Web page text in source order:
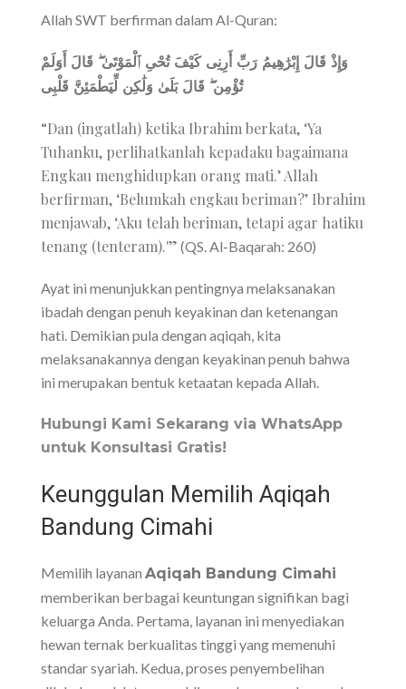
Allah SWT berfirman dalam Al-Quran:
وَإِذْ قَالَ إِبْرَٰهِيمُ رَبِّ أَرِنِى كَيْفَ تُحْىِ ٱلْمَوْتَىٰ ۖ قَالَ أَوَلَمْ
تُؤْمِن ۖ قَالَ بَلَىٰ وَلَٰكِن لِّيَطْمَئِنَّ قَلْبِى
“Dan (ingatlah) ketika Ibrahim berkata, ‘Ya
Tuhanku, perlihatkanlah kepadaku bagaimana
Engkau menghidupkan orang mati.’ Allah
berfirman, ‘Belumkah engkau beriman?’ Ibrahim
menjawab, ‘Aku telah beriman, tetapi agar hatiku
tenang (tenteram).'” (QS. Al-Baqarah: 260)
Ayat ini menunjukkan pentingnya melaksanakan
ibadah dengan penuh keyakinan dan ketenangan
hati. Demikian pula dengan aqiqah, kita
melaksanakannya dengan keyakinan penuh bahwa
ini merupakan bentuk ketaatan kepada Allah.
Hubungi Kami Sekarang via WhatsApp
untuk Konsultasi Gratis!
Keunggulan Memilih Aqiqah
Bandung Cimahi
Memilih layanan Aqiqah Bandung Cimahi
memberikan berbagai keuntungan signifikan bagi
keluarga Anda. Pertama, layanan ini menyediakan
hewan ternak berkualitas tinggi yang memenuhi
standar syariah. Kedua, proses penyembelihan